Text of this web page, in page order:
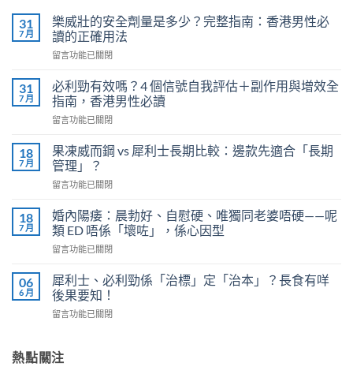
31
7 月
樂威壯的安全劑量是多少？完整指南：香港男性必
讀的正確用法
在
威
壯
的
安
劑
量
是
多
完
整
南：
港
男
性
的
正
留言功能已關閉
31
7 月
必利勁有效嗎？4 個信號自我評估＋副作用與增效全
指南，香港男性必讀
在
利
勁
有
效
4
個
信
號
我
評
＋
用
留言功能已關閉
18
7 月
果凍威而鋼 vs 犀利士長期比較：邊款先適合「長期
管理」？
在
凍
威
而
鋼
犀
利
士
長
較：
留言功能已關閉
18
7 月
婚內陽痿：晨勃好、自慰硬、唯獨同老婆唔硬——呢
類 ED 唔係「壞咗」，係心因型
在
內
陽
痿：
晨
自
留言功能已關閉
06
6 月
犀利士、必利勁係「治標」定「治本」？長食有咩
後果要知！
在
士、
必
留言功能已關閉
熱點關注